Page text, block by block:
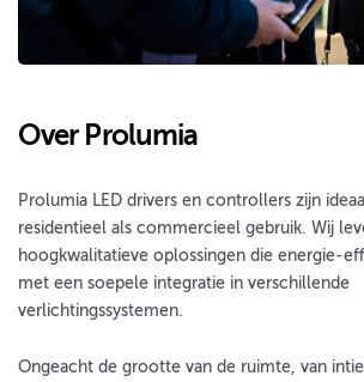
Over Prolumia
Prolumia LED drivers en controllers zijn
residentieel als commercieel gebruik. Wij
hoogkwalitatieve oplossingen die energie-
met een soepele integratie in verschillende
verlichtingssystemen.
Ongeacht de grootte van de ruimte, van